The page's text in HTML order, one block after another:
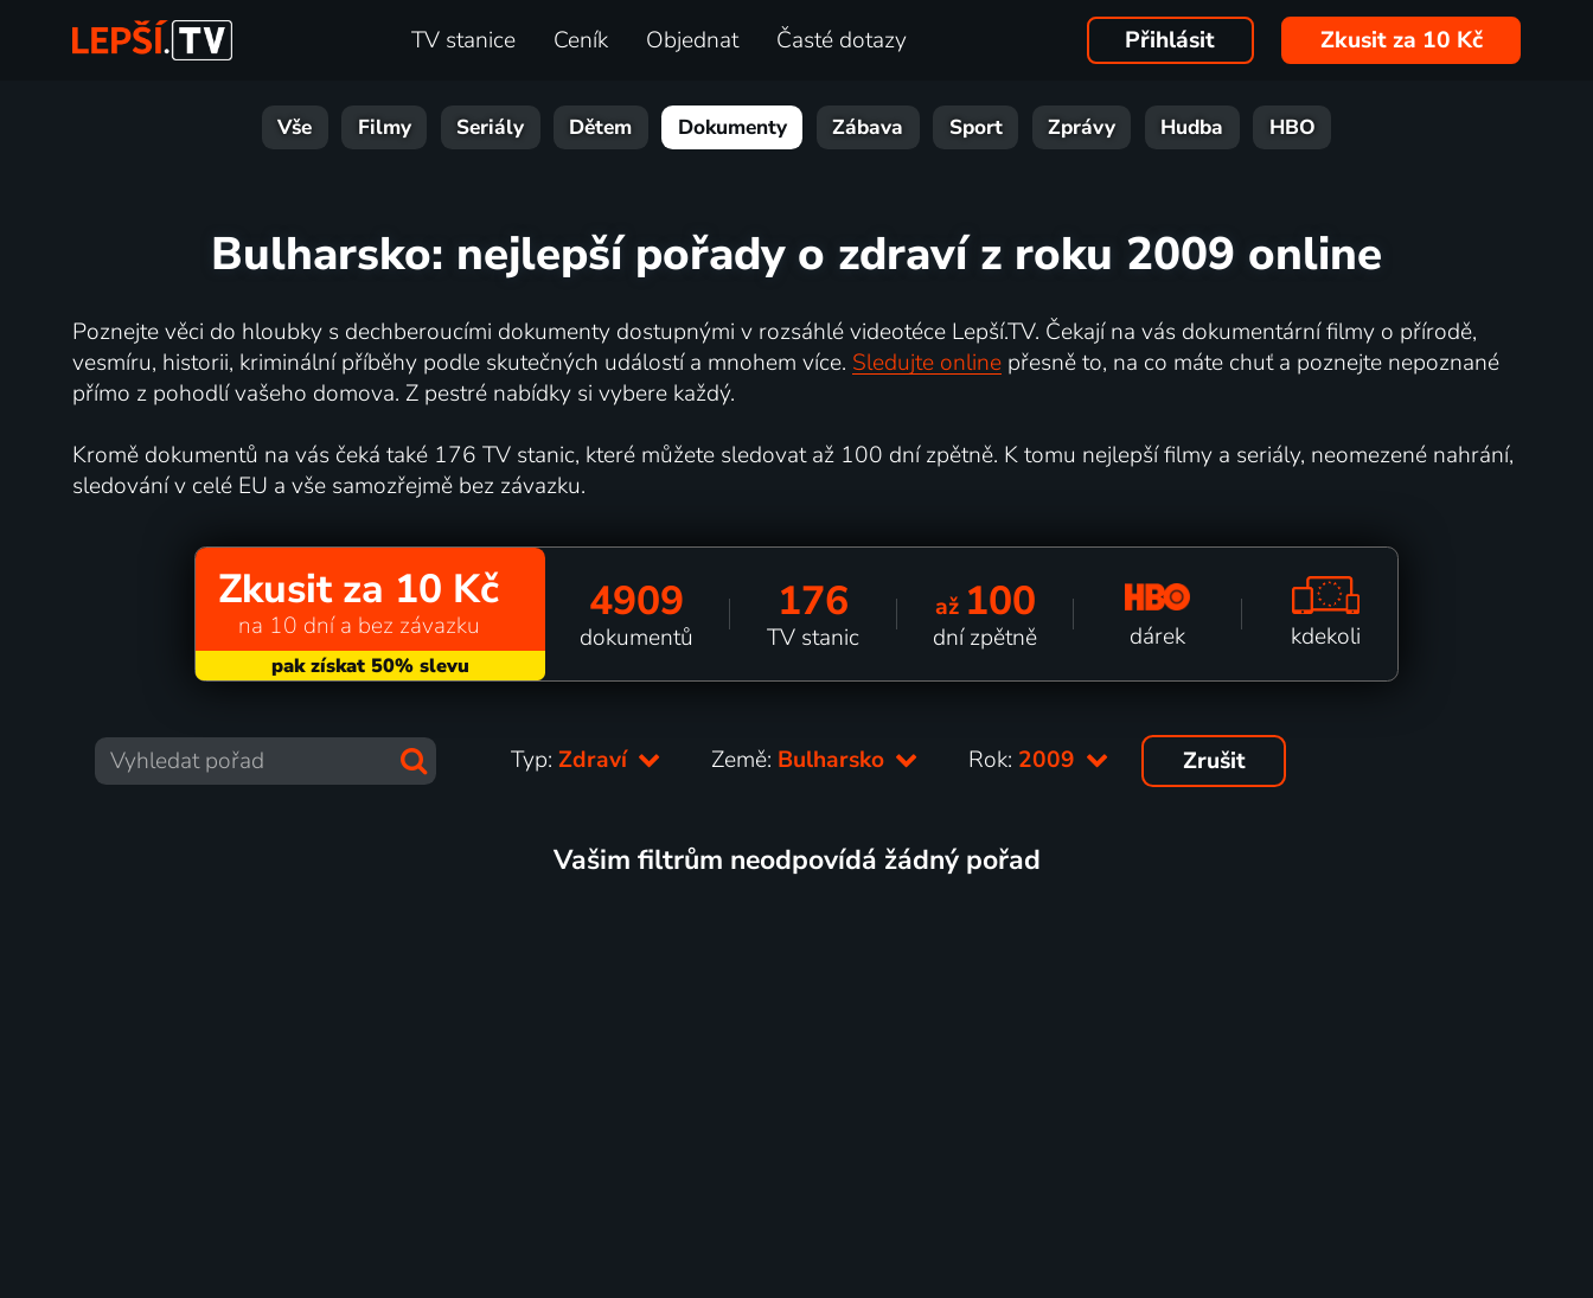
TV stanice Ceník Objednat Časté dotazy Přihlásit Zkusit za 10 Kč
Vše Filmy Seriály Dětem Dokumenty Zábava Sport Zprávy Hudba HBO
Bulharsko: nejlepší pořady o zdraví z roku 2009 online
Poznejte věci do hloubky s dechberoucími dokumenty dostupnými v rozsáhlé videotéce Lepší.TV. Čekají na vás dokumentární filmy o přírodě,
vesmíru, historii, kriminální příběhy podle skutečných událostí a mnohem více. Sledujte onlinepřesně to, na co máte chuť a poznejte nepoznané
přímo z pohodlí vašeho domova. Z pestré nabídky si vybere každý.
Kromě dokumentů na vás čeká také 176 TV stanic, které můžete sledovat až 100 dní zpětně. K tomu nejlepší filmy a seriály, neomezené nahrání,
sledování v celé EU a vše samozřejmě bez závazku.
Zkusit za 10 Kč
na 10 dní a bez závazku 4909
dokumentů
176
TV stanic
až 100
dní zpětně dárek kdekoli
Typ: Zdraví Země: Bulharsko Rok: 2009 Zrušit
Vašim filtrům neodpovídá žádný pořad